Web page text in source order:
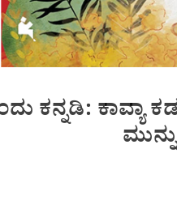
ಕನ್ನಡಿ: ಕಾವ್ಯಾ